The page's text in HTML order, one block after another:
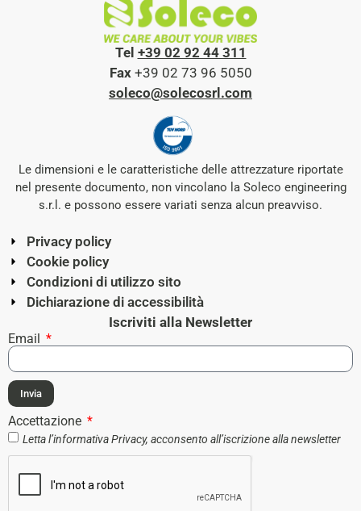
Tel +39 02 92 44 311
Fax+39 02 73 96 5050
soleco@solecosrl.com
Le dimensioni e le caratteristiche delle attrezzature riportate
nel presente documento, non vincolano la Soleco engineering
s.r.l. e possono essere variati senza alcun preavviso.
Privacy policy
Cookie policy
Condizioni di utilizzo sito
Dichiarazione di accessibilità
Iscriviti alla Newsletter
Email
Accettazione
Letta l’informativaPrivacy, acconsento all’iscrizione alla newsletter
Invia